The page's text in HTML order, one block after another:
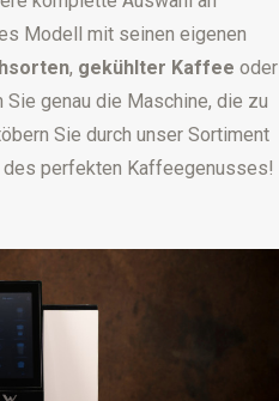
Modell mit seinen eigenen
, gekühlter Kaffee oder
Sie genau die Maschine, die zu
Sie durch unser Sortiment
perfekten Kaffeegenusses!